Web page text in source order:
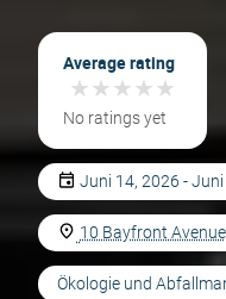
Average rating
★★★★★
★★★★★
No ratings yet
Juni 14, 2026 -
10 Bayfront
Ökologie und